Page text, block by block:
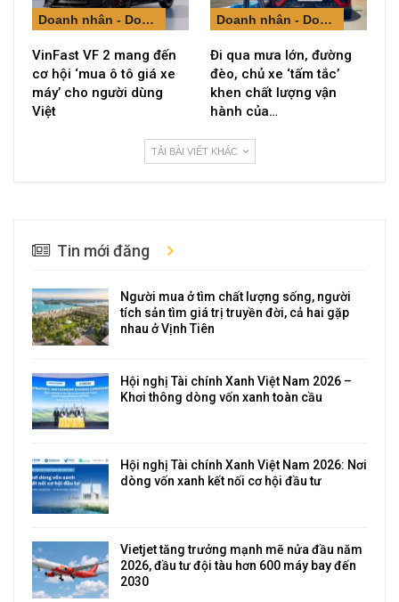
Doanh nhân - Doanh nghiệp
VinFast VF 2 mang đến
cơ hội ‘mua ô tô giá xe
máy’ cho người dùng
Việt
Doanh nhân - Doanh nghiệp
Đi qua mưa lớn, đường
đèo, chủ xe ‘tấm tắc’
khen chất lượng vận
hành của…
TẢI BÀI VIẾT KHÁC
Tin mới đăng
Người mua ở tìm chất lượng sống, người
tích sản tìm giá trị truyền đời, cả hai gặp
nhau ở Vịnh Tiên
Hội nghị Tài chính Xanh Việt Nam 2026 –
Khơi thông dòng vốn xanh toàn cầu
Hội nghị Tài chính Xanh Việt Nam 2026: Nơi
dòng vốn xanh kết nối cơ hội đầu tư
Vietjet tăng trưởng mạnh mẽ nửa đầu năm
2026, đầu tư đội tàu hơn 600 máy bay đến
2030